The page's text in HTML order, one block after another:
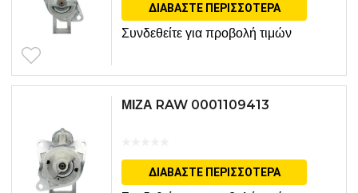
ΔΙΑΒΆΣΤΕ ΠΕΡΙΣΣΌΤΕΡΑ
Συνδεθείτε για προβολή τιμών
ΜΙΖΑ RAW 0001109413
ΔΙΑΒΆΣΤΕ ΠΕΡΙΣΣΌΤΕΡΑ